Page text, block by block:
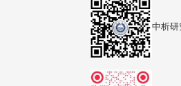
中析研